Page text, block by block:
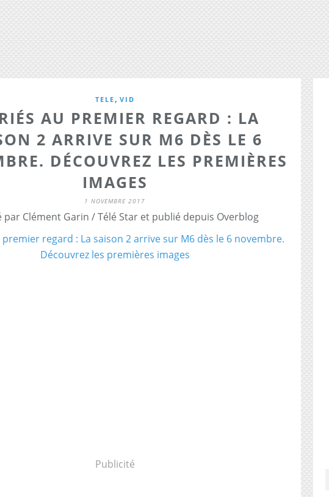
TELE , VID
AU PREMIER REGARD : LA
2 ARRIVE SUR M6 DÈS LE 6
DÉCOUVREZ LES PREMIÈRES
IMAGES
1 NOVEMBRE 2017
par Clément Garin / Télé Star et publié depuis Overblog
Publicité